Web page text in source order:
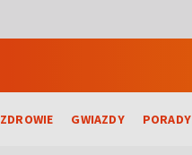
ZDROWIE GWIAZDY PORADY